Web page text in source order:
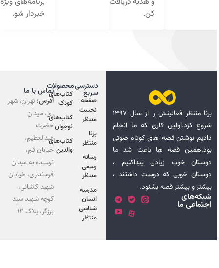
برنا منتظر فعالیتش را از سال ۱۳۹۷
کاری که ما انجام
قصه های کوتاه صوتی
ها باعث شد ما
زیادی پیداکنیم ،
که دوست داشتند ،
قصه بشنود.
نخست
منتظر
برنا
منتظر
رسانه
رسمی
منتظر
انسان
شناسی
منتظر
محصولات
کتاب‌های
کتاب‌های
نوجوان
کتاب‌های
والدین
تماس با ما
آدرس:
تهران، شهر
ری، میدان
حضرت
عبدالعظیم،
خیابان قم،
نرسیده به میدان
فرمانداری، خیابان
شهید کاشانی،
کوچه شهید سید
برزگر، پلاک 13